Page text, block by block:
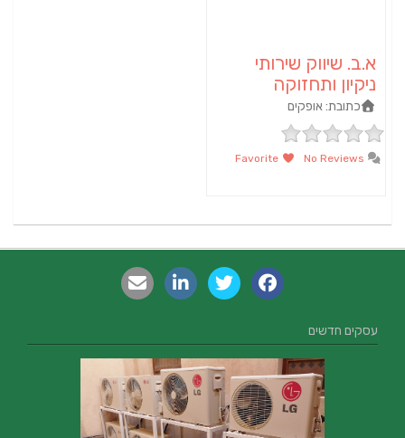
א.ב. שיווק שירותי
ניקיון ותחזוקה
כתובת:אופקים
עסקים חדשים